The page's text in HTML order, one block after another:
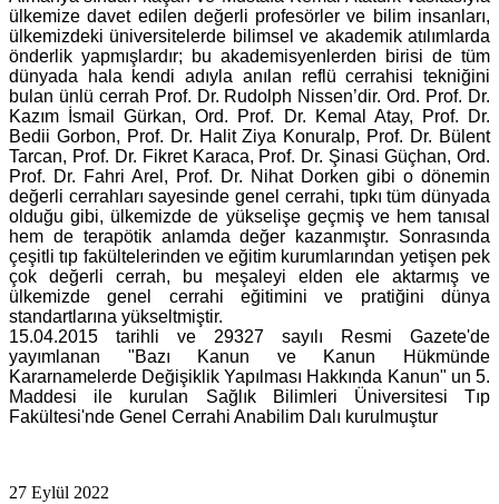
ülkemize davet edilen değerli profesörler ve bilim insanları,
ülkemizdeki üniversitelerde bilimsel ve akademik atılımlarda
önderlik yapmışlardır; bu akademisyenlerden birisi de tüm
dünyada hala kendi adıyla anılan reflü cerrahisi tekniğini
bulan ünlü cerrah Prof. Dr. Rudolph Nissen’dir. Ord. Prof. Dr.
Kazım İsmail Gürkan, Ord. Prof. Dr. Kemal Atay, Prof. Dr.
Bedii Gorbon, Prof. Dr. Halit Ziya Konuralp, Prof. Dr. Bülent
Tarcan, Prof. Dr. Fikret Karaca, Prof. Dr. Şinasi Güçhan, Ord.
Prof. Dr. Fahri Arel, Prof. Dr. Nihat Dorken gibi o dönemin
değerli cerrahları sayesinde genel cerrahi, tıpkı tüm dünyada
olduğu gibi, ülkemizde de yükselişe geçmiş ve hem tanısal
hem de terapötik anlamda değer kazanmıştır. Sonrasında
çeşitli tıp fakültelerinden ve eğitim kurumlarından yetişen pek
çok değerli cerrah, bu meşaleyi elden ele aktarmış ve
ülkemizde genel cerrahi eğitimini ve pratiğini dünya
standartlarına yükseltmiştir.
15.04.2015 tarihli ve 29327 sayılı Resmi Gazete'de
yayımlanan "Bazı Kanun ve Kanun Hükmünde
Kararnamelerde Değişiklik Yapılması Hakkında Kanun" un 5.
Maddesi ile kurulan Sağlık Bilimleri Üniversitesi Tıp
Fakültesi'nde Genel Cerrahi Anabilim Dalı kurulmuştur
27 Eylül 2022